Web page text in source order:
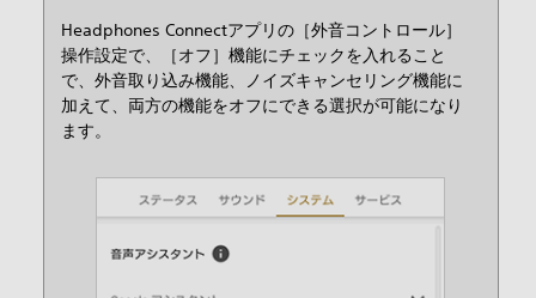
Headphones Connectアプリの［外音コントロール］
操作設定で、［オフ］機能にチェックを入れること
で、外音取り込み機能、ノイズキャンセリング機能に
加えて、両方の機能をオフにできる選択が可能になり
ます。